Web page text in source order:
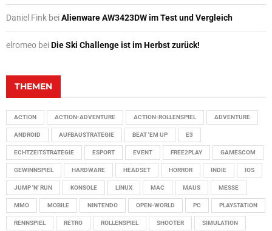
Daniel Fink beiAlienware AW3423DW im Test und Vergleich
elromeo beiDie Ski Challenge ist im Herbst zurück!
THEMEN
ACTION ACTION-ADVENTURE ACTION-ROLLENSPIEL ADVENTURE
ANDROID AUFBAUSTRATEGIE BEAT 'EM UP E3
ECHTZEITSTRATEGIE ESPORT EVENT FREE2PLAY GAMESCOM
GEWINNSPIEL HARDWARE HEADSET HORROR INDIE IOS
JUMP 'N' RUN KONSOLE LINUX MAC MAUS MESSE
MMO MOBILE NINTENDO OPEN-WORLD PC PLAYSTATION
RENNSPIEL RETRO ROLLENSPIEL SHOOTER SIMULATION